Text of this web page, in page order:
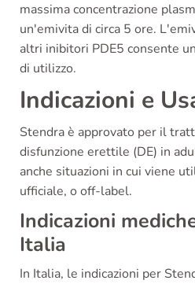
massima concentrazione
un'emivita di circa 5 ore.
altri inibitori PDE5 consente
di utilizzo.
Indicazioni e
Stendra è approvato per il
disfunzione erettile (DE) in
anche situazioni in cui viene
ufficiale, o off-label.
Indicazioni
Italia
In Italia, le indicazioni per